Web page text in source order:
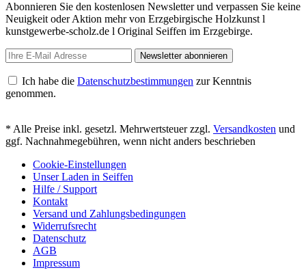
Abonnieren Sie den kostenlosen Newsletter und verpassen Sie keine
Neuigkeit oder Aktion mehr von Erzgebirgische Holzkunst l
kunstgewerbe-scholz.de l Original Seiffen im Erzgebirge.
Newsletter abonnieren
Ich habe die Datenschutzbestimmungen zur Kenntnis
genommen.
* Alle Preise inkl. gesetzl. Mehrwertsteuer zzgl. Versandkosten und
ggf. Nachnahmegebühren, wenn nicht anders beschrieben
Cookie-Einstellungen
Unser Laden in Seiffen
Hilfe / Support
Kontakt
Versand und Zahlungsbedingungen
Widerrufsrecht
Datenschutz
AGB
Impressum